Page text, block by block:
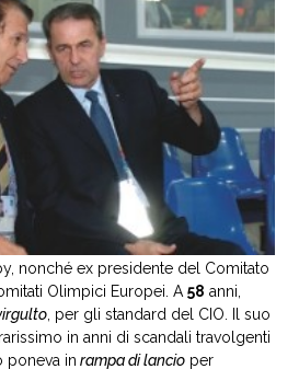
nonché ex presidente del Comitato
Olimpici Europei. A58 anni,
, per gli standard del CIO. Il suo
in anni di scandali travolgenti
poneva in rampa di lancio per